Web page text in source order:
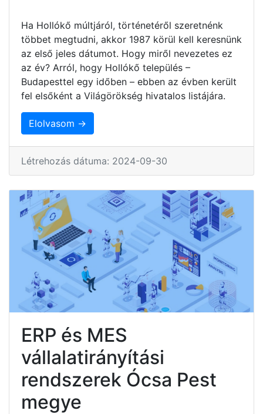
Ha Hollókő múltjáról, történetéről szeretnénk
többet megtudni, akkor 1987 körül kell keresnünk
az első jeles dátumot. Hogy miről nevezetes ez
az év? Arról, hogy Hollókő település –
Budapesttel egy időben – ebben az évben került
fel elsőként a Világörökség hivatalos listájára.
Elolvasom →
Létrehozás dátuma: 2024-09-30
ERP és MES
vállalatirányítási
rendszerek Ócsa Pest
megye